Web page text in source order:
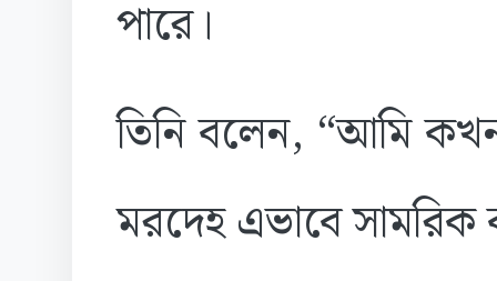
পারে।
তিনি বলেন, “আমি
মরদেহ এভাবে সামরিক